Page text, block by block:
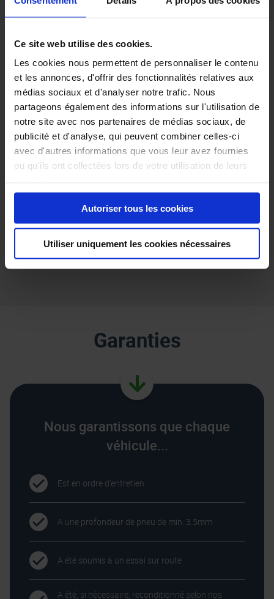
Ce site web utilise des cookies.
Les cookies nous permettent de personnaliser le contenu
et les annonces, d'offrir des fonctionnalités relatives aux
médias sociaux et d'analyser notre trafic. Nous
partageons également des informations sur l'utilisation de
notre site avec nos partenaires de médias sociaux, de
publicité et d'analyse, qui peuvent combiner celles-ci
avec d'autres informations que vous leur avez fournies
ou qu'ils ont collectées lors de votre utilisation de leurs
Autoriser tous les cookies
Utiliser uniquement les cookies nécessaires
Poids tractable non-freiné:
670kg
PASS
État du véhicule
véhicules - toutes les caractéristiques, les imperfections, la
profondeur de chaque pneu & même une vue détaillée du sous
bassement
Des données sur l'état des véhicules seront bientôt
disponibles. Veuillez revenir ultérieurement.
Garanties
Nous garantissons que chaque
véhicule...
Est en ordre d’entretien
A une profondeur de pneu de min. 3.5mm
A été soumis à un essai sur route
A été, si nécessaire, reconditionné selon nos